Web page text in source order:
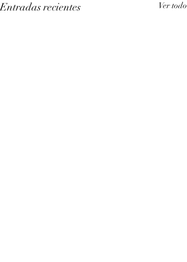
Entradas recientes Ver todo